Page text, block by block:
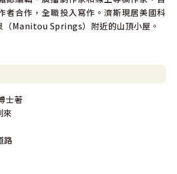
者合作，全職投入寫作。濟斯現居美國科
（Manitou Springs）附近的山頂小屋。
士著
來
路